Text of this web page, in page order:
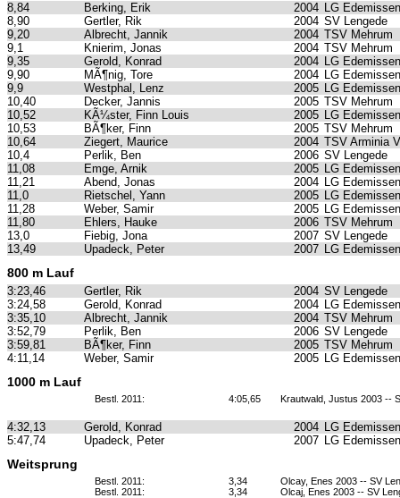
8,84 Berking, Erik 2004 LG
8,90
Gertler, Rik 2004 SV Lengede
9,20
Albrecht, Jannik 2004 TSV Mehrum
9,1
Knierim, Jonas 2004 TSV Mehrum
9,35
Gerold, Konrad 2004 LG
9,90
MÃ¶nig, Tore 2004 LG
9,9
Westphal, Lenz 2005 LG
10,40
Decker, Jannis 2005 TSV Mehrum
10,52
KÃ¼ster, Finn Louis 2005 LG
10,53
BÃ¶ker, Finn 2005 TSV Mehrum
10,64
Ziegert, Maurice 2004 TSV Arminia
10,4
Perlik, Ben 2006 SV Lengede
11,08
Emge, Arnik 2005 LG
11,21
Abend, Jonas 2004 LG
11,0
Rietschel, Yann 2005 LG
11,28
Weber, Samir 2005 LG
11,80
Ehlers, Hauke 2006 TSV Mehrum
13,0
Fiebig, Jona 2007 SV Lengede
13,49
Upadeck, Peter 2007 LG
800 m Lauf
3:23,46 Gertler, Rik 2004 SV Lengede
3:24,58
Gerold, Konrad 2004 LG
3:35,10
Albrecht, Jannik 2004 TSV Mehrum
3:52,79
Perlik, Ben 2006 SV Lengede
3:59,81
BÃ¶ker, Finn 2005 TSV Mehrum
4:11,14
Weber, Samir 2005 LG
1000 m Lauf
Bestl. 2011: 4:05,65 Krautwald, Justus 2003 --
4:32,13 Gerold, Konrad 2004 LG
5:47,74
Upadeck, Peter 2007 LG
Weitsprung
Bestl. 2011: 3,34
Olcay, Enes 2003 -- SV
Bestl. 2011:
3,34 Olcaj, Enes 2003 -- SV